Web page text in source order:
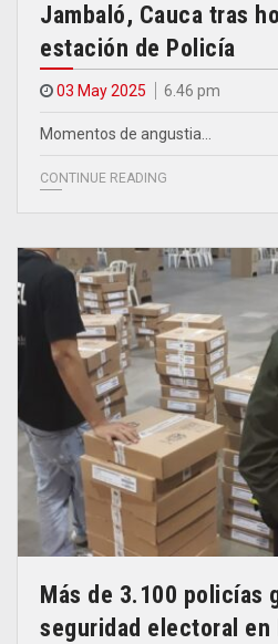
Jambaló, Cauca tras
estación de Policía
03 May 2025 6.46 pm
Momentos de angustia…
CONTINUE READING
Más de 3.100 policías
seguridad electoral en